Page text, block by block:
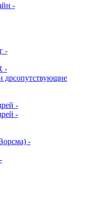
-
-
-
-
-
-